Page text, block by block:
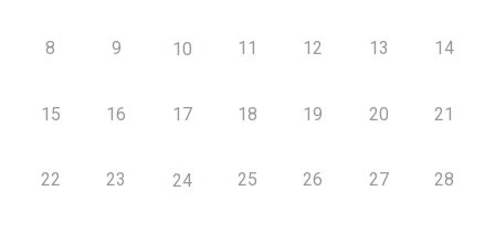
8 9 10 11 12 13 14
15 16 17 18 19 20 21
22 23 24 25 26 27 28